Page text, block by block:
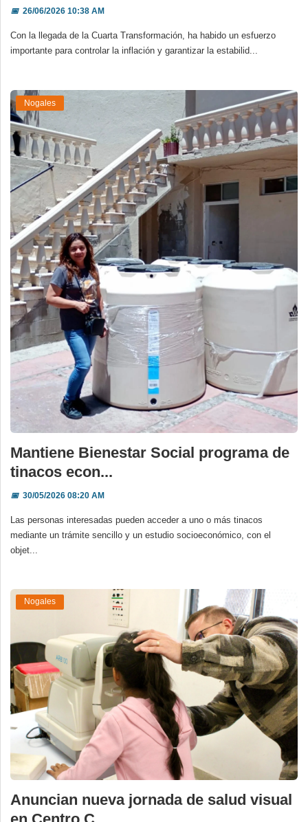
📅26/06/2026 10:38 AM
Con la llegada de la Cuarta Transformación, ha habido un esfuerzo
importante para controlar la inflación y garantizar la estabilid...
Nogales
Mantiene Bienestar Social programa de
tinacos econ...
📅30/05/2026 08:20 AM
Las personas interesadas pueden acceder a uno o más tinacos
mediante un trámite sencillo y un estudio socioeconómico, con el
objet...
Nogales
Anuncian nueva jornada de salud visual